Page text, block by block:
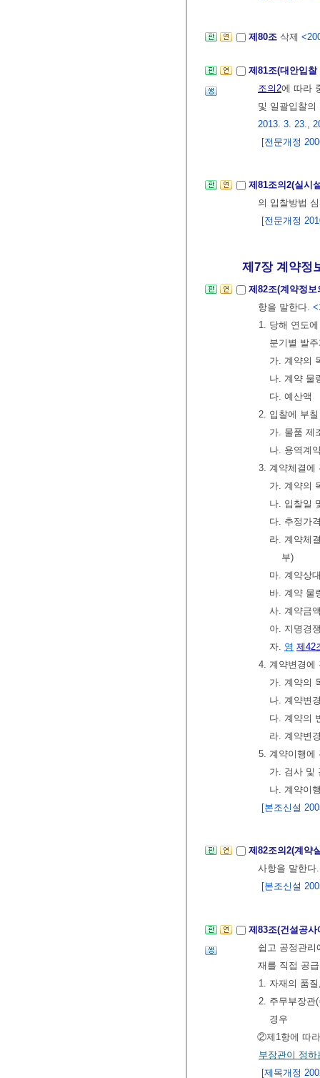
제80조 삭제
제81조(대안입
조의2에 따라
및 일괄입찰
2013. 3. 23.,
[전문개정
제81조의2(실시
의 입찰방법
[전문개정
제7장 계약정
제82조(계약정
항을 말한다. <
1. 당해 연도
분기별 발
가. 계약의
나. 계약 물
다. 예산액
2. 입찰에 부
가. 물품 제
나. 용역계
3. 계약체결에
가. 계약의
나. 입찰일
다. 추정가
라. 계약체
부)
마. 계약상
바. 계약 물
사. 계약금
아. 지명경
자. 영 제42
4. 계약변경에
가. 계약의
나. 계약변
다. 계약의
라. 계약변
5. 계약이행에
가. 검사 및
나. 계약이
[본조신설
제82조의2(계약
사항을 말한
[본조신설
제83조(건설공
쉽고 공정관
재를 직접 공
1. 자재의 품
2. 주무부장관
경우
②제1항에 따
부장관이 정하
[제목개정